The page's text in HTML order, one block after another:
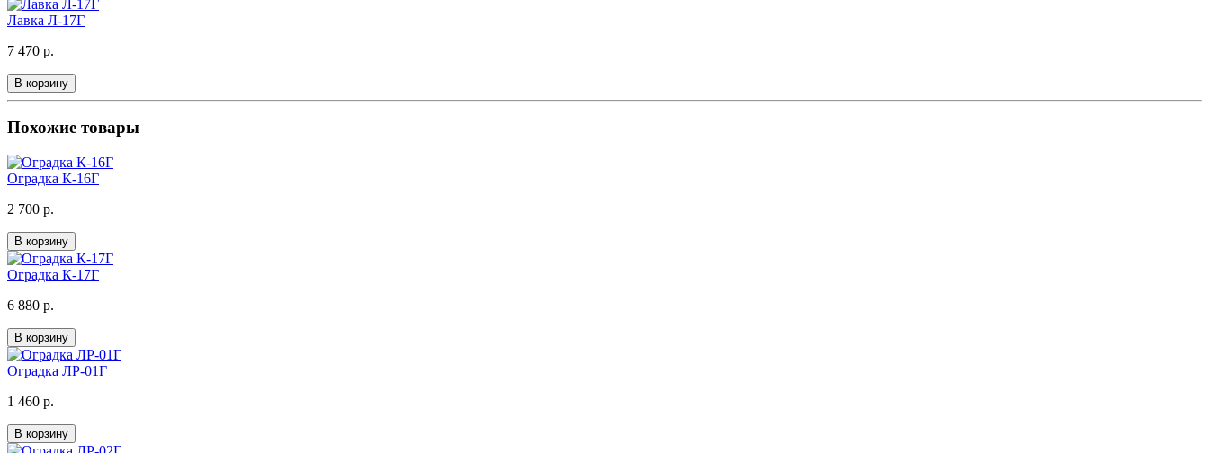
Лавка Л-17Г
7 470 р.
В корзину
Похожие товары
Оградка К-16Г
2 700 р.
В корзину
Оградка К-17Г
6 880 р.
В корзину
Оградка ЛР-01Г
1 460 р.
В корзину